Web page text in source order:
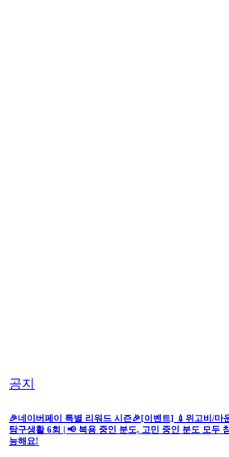
공지
🎉네이버페이 특별 리워드 시즌🎉[이벤트] 💉위고비/마
탐구생활 6회 | 📢 복용 중인 분도, 고민 중인 분도 모두
능해요!